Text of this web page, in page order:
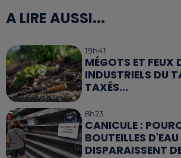
A LIRE AUSSI...
19h41
MÉGOTS ET FEUX
INDUSTRIELS DU
TAXÉS...
8h23
CANICULE :
BOUTEILLES D'EAU
DISPARAISSENT